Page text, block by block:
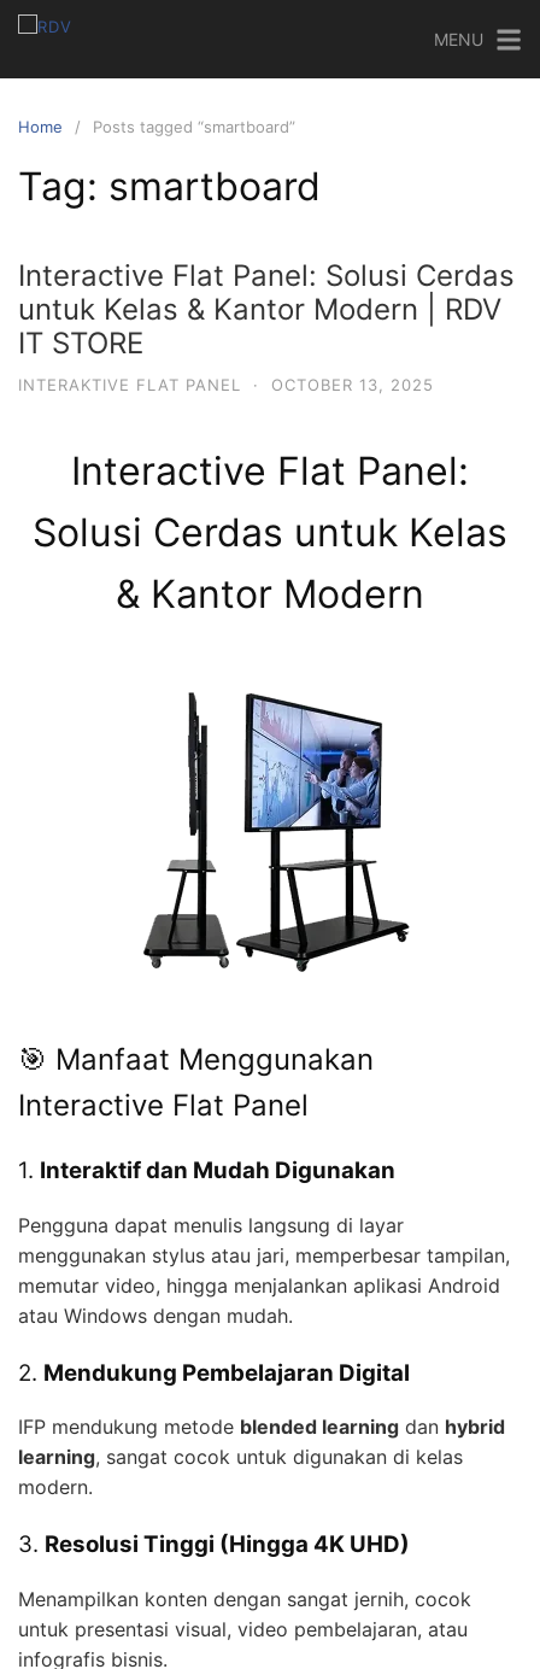
MENU
Home Posts tagged “smartboard”
Tag: smartboard
Interactive Flat Panel: Solusi Cerdas
untuk Kelas & Kantor Modern | RDV
IT STORE
INTERAKTIVE FLAT PANEL · OCTOBER 13, 2025
Interactive Flat Panel:
Solusi Cerdas untuk Kelas
& Kantor Modern
🎯 Manfaat Menggunakan
Interactive Flat Panel
1. Interaktif dan Mudah Digunakan
Pengguna dapat menulis langsung di layar
menggunakan stylus atau jari, memperbesar tampilan,
memutar video, hingga menjalankan aplikasi Android
atau Windows dengan mudah.
2. Mendukung Pembelajaran Digital
IFP mendukung metode blended learning dan hybrid
learning, sangat cocok untuk digunakan di kelas
modern.
3. Resolusi Tinggi (Hingga 4K UHD)
Menampilkan konten dengan sangat jernih, cocok
untuk presentasi visual, video pembelajaran, atau
infografis bisnis.